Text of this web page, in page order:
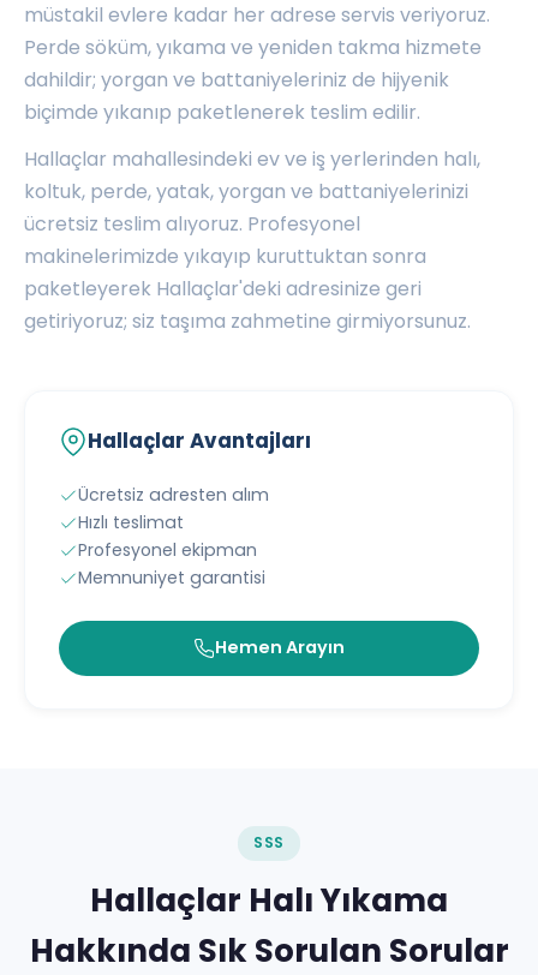
müstakil evlere kadar her adrese servis veriyoruz.
Perde söküm, yıkama ve yeniden takma hizmete
dahildir; yorgan ve battaniyeleriniz de hijyenik
biçimde yıkanıp paketlenerek teslim edilir.
Hallaçlar mahallesindeki ev ve iş yerlerinden halı,
koltuk, perde, yatak, yorgan ve battaniyelerinizi
ücretsiz teslim alıyoruz. Profesyonel
makinelerimizde yıkayıp kuruttuktan sonra
paketleyerek Hallaçlar'deki adresinize geri
getiriyoruz; siz taşıma zahmetine girmiyorsunuz.
Hallaçlar Avantajları
Ücretsiz adresten alım
Hızlı teslimat
Profesyonel ekipman
Memnuniyet garantisi
Hemen Arayın
SSS
Hallaçlar Halı Yıkama
Hakkında Sık Sorulan Sorular